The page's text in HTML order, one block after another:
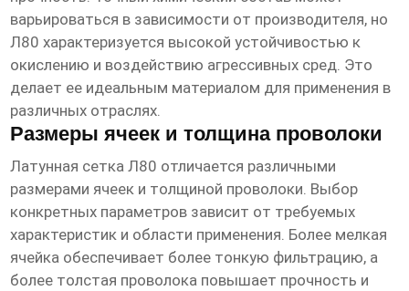
варьироваться в зависимости от производителя, но
Л80 характеризуется высокой устойчивостью к
окислению и воздействию агрессивных сред. Это
делает ее идеальным материалом для применения в
различных отраслях.
Размеры ячеек и толщина проволоки
Латунная сетка Л80 отличается различными
размерами ячеек и толщиной проволоки. Выбор
конкретных параметров зависит от требуемых
характеристик и области применения. Более мелкая
ячейка обеспечивает более тонкую фильтрацию, а
более толстая проволока повышает прочность и